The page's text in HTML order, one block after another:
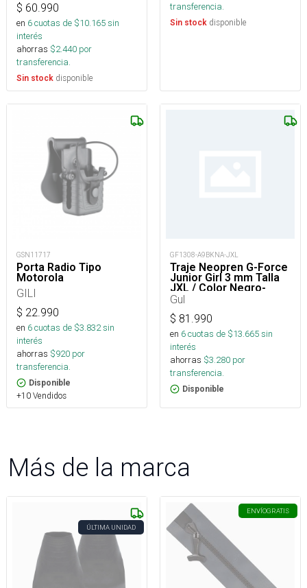
$ 60.990
en 6cuotas de $10.165sin
interés
ahorras $2.440 por
transferencia.
Sin stock disponible
transferencia.
Sin stock disponible
GSN11717
Porta Radio Tipo
Motorola
GILI
$ 22.990
en 6cuotas de $3.832sin
interés
ahorras $920 por
transferencia.
Disponible
+10 Vendidos
GF1308-A9BKNA-JXL
Traje Neopren G-Force
Junior Girl 3 mm Talla
JXL / Color Negro-
Rosado
Gul
$ 81.990
en 6cuotas de $13.665sin
interés
ahorras $3.280 por
transferencia.
Disponible
Más de la marca
ÚLTIMA UNIDAD
ENVÍOGRATIS